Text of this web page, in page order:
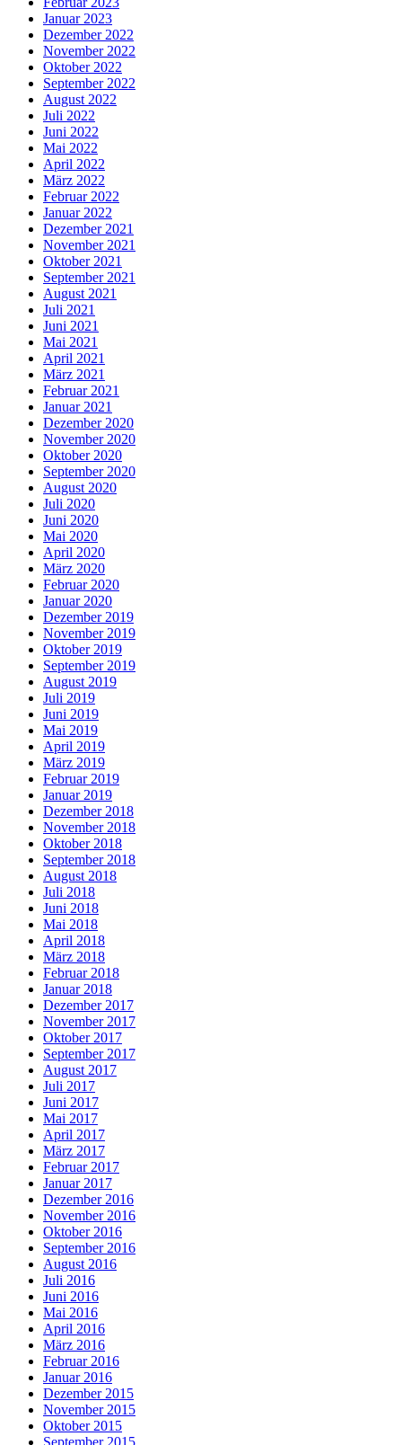
Januar 2023
Dezember 2022
November 2022
Oktober 2022
September 2022
August 2022
Juli 2022
Juni 2022
Mai 2022
April 2022
März 2022
Februar 2022
Januar 2022
Dezember 2021
November 2021
Oktober 2021
September 2021
August 2021
Juli 2021
Juni 2021
Mai 2021
April 2021
März 2021
Februar 2021
Januar 2021
Dezember 2020
November 2020
Oktober 2020
September 2020
August 2020
Juli 2020
Juni 2020
Mai 2020
April 2020
März 2020
Februar 2020
Januar 2020
Dezember 2019
November 2019
Oktober 2019
September 2019
August 2019
Juli 2019
Juni 2019
Mai 2019
April 2019
März 2019
Februar 2019
Januar 2019
Dezember 2018
November 2018
Oktober 2018
September 2018
August 2018
Juli 2018
Juni 2018
Mai 2018
April 2018
März 2018
Februar 2018
Januar 2018
Dezember 2017
November 2017
Oktober 2017
September 2017
August 2017
Juli 2017
Juni 2017
Mai 2017
April 2017
März 2017
Februar 2017
Januar 2017
Dezember 2016
November 2016
Oktober 2016
September 2016
August 2016
Juli 2016
Juni 2016
Mai 2016
April 2016
März 2016
Februar 2016
Januar 2016
Dezember 2015
November 2015
Oktober 2015
September 2015